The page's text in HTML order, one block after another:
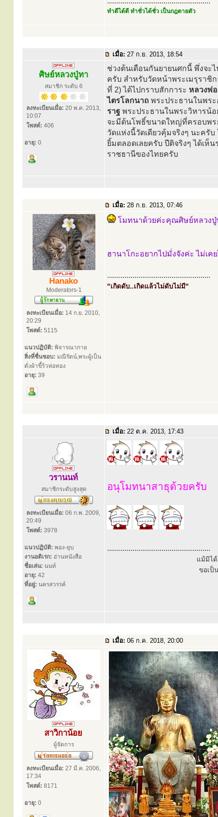
ทำดีได้ดี ทำชั่วได้ชั่ว เป็นกฎตายตัว
เมื่อ: 27 ก.ย. 2013, 18:54
ศิษย์หลวงปู่ทา
สมาชิก ระดับ 6
ลงทะเบียนเมื่อ: 20 พ.ค. 2013,
10:07
โพสต์: 406
อายุ: 0
ช่วงต้นเดือนกันยายนศกนี้ พึ่งจะ
ครับ สำหรับวัดหน้าพระเมรุราชิ
ที่ 2) ได้ไปกราบสักการะ หลวงพ่
ไตรโลกนาถ พระประธานในพร
ราฐ พระประธานในพระวิหารน้
จะมีต้นโพธิ์ขนาดใหญ่ที่ครอบพร
วัดแห่งนี้วัดเดียวคุ้มจริงๆ นะครั
ยิ้มตลอดเลยครับ ปีติจริงๆ ได้เห็
ราชธานีของไทยครับ
เมื่อ: 28 ก.ย. 2013, 07:46
Hanako
Moderators-1
ลงทะเบียนเมื่อ: 14 ก.ย. 2010,
20:29
โพสต์: 5115
แนวปฏิบัติ: พิจารณากาย
สิ่งที่ชื่นชอบ: มณีรัตน์,พระผู้เป็น
ดั่งผ้าขี้ร้วห่อทอง
อายุ: 39
โมทนาด้วยค่ะคุณศิษย์หลวงปู่
ฮานาโกะอยากไปมั่งจังค่ะ ไม่เค
.....................................................
"เกิดดับ..เกิดแล้วไม่ดับไม่มี"
เมื่อ: 22 ต.ค. 2013, 17:43
วรานนท์
สมาชิกระดับสูงสุด
ลงทะเบียนเมื่อ: 06 ก.พ. 2009,
20:49
โพสต์: 3978
แนวปฏิบัติ: พอง-ยุบ
งานอดิเรก: อ่านหนังสือ
ชื่อเล่น: นนท์
อายุ: 42
ที่อยู่: นครสวรรค์
อนุโมทนาสาธุด้วยครับ
.....................................................
แม้มิได้
ขอเป็
เมื่อ: 06 ก.ค. 2018, 20:00
สาวิกาน้อย
ผู้จัดการ
ลงทะเบียนเมื่อ: 27 มี.ค. 2006,
17:34
โพสต์: 8171
อายุ: 0